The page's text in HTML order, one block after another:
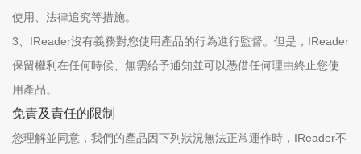
使用、法律追究等措施。
3、IReader沒有義務對您使用產品的行為進行監督。但是，IReader
保留權利在任何時候、無需給予通知並可以憑借任何理由終止您使
用產品。
免責及責任的限制
您理解並同意，我們的產品因下列狀況無法正常運作時，IReader不